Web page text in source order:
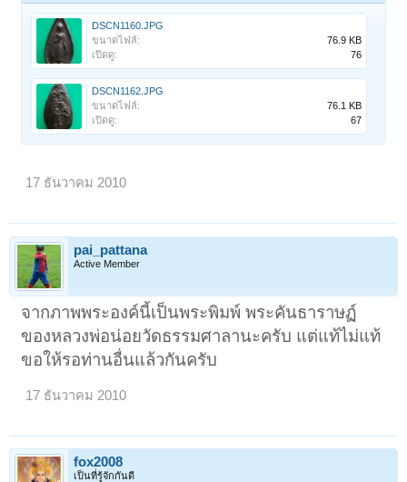
DSCN1160.JPG
ขนาดไฟล์:
76.9 KB
เปิดดู:
76
DSCN1162.JPG
ขนาดไฟล์:
76.1 KB
เปิดดู:
67
17 ธันวาคม 2010
pai_pattana
Active Member
จากภาพพระองค์นี้เป็นพระพิมพ์ พระคันธาราษฏ์
ของหลวงพ่อน่อยวัดธรรมศาลานะครับ แต่แท้ไม่แท้
ขอให้รอท่านอื่นแล้วกันครับ
17 ธันวาคม 2010
fox2008
เป็นที่รู้จักกันดี